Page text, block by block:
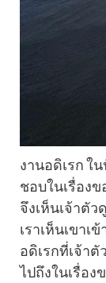
งานอดิเรก ใ
ชอบในเรื่องข
จึงเห็นเจ้าตั
เราเห็นเขาเ
อดิเรกที่เจ้า
ไปถึงในเรื่อ